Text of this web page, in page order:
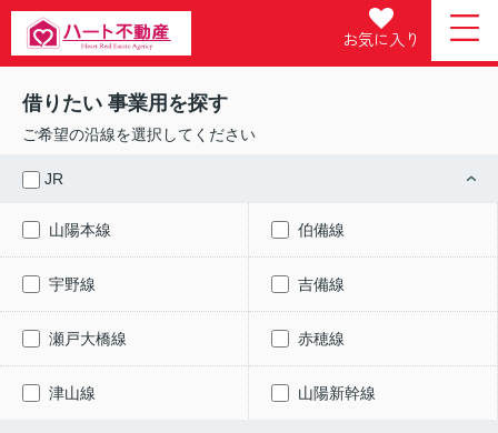
お気に入り
借りたい 事業用を探す
ご希望の沿線を選択してください
JR
山陽本線 伯備線
宇野線 吉備線
瀬戸大橋線 赤穂線
津山線 山陽新幹線